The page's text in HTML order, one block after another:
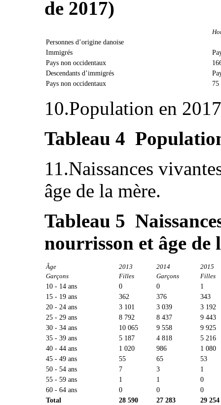
de 2017)
Personnes d’origine danoise
Immigrés
Pays non occidentaux
Descendants d’immigrés
Pays non occidentaux
75
10.Population en
Tableau 4
11.Naissances
âge de la mère.
Tableau 5
nourrisson et âge de
Âge 2013 2014
2015
Garçons
Filles Garçons Filles
10 - 14 ans 0 0
1
15 - 19 ans
362 376
343
20 - 24 ans
3 101 3 039
3 192
25 - 29 ans
8 792 8 437
9 443
30 - 34 ans
10 065 9 558
9 925
35 - 39 ans
5 187 4 818
5 216
40 - 44 ans
1 020 986
1 080
45 - 49 ans
55 65
53
50 - 54 ans
7 3
1
55 - 59 ans
1 1
0
60 - 64 ans
0 0
0
Total
28 590 27 283
29 254